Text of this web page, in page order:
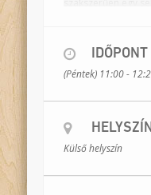
meg is tanulják,
ügyességi
Játsszák:Kroó
Szakértő:Szabó
Csatlakozó NAT
elsősegély
Időtartam:
Helyszín:
Résztvevők
IDŐPONT
(Péntek) 11:00 -
HELYSZÍN
Külső helyszín